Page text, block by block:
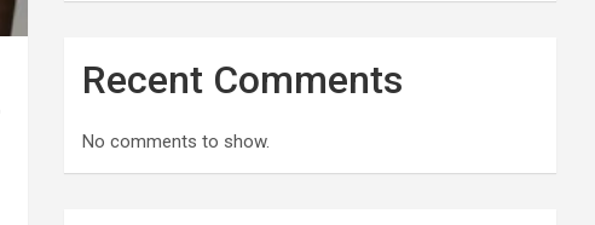
Recent Comments
No comments to show.